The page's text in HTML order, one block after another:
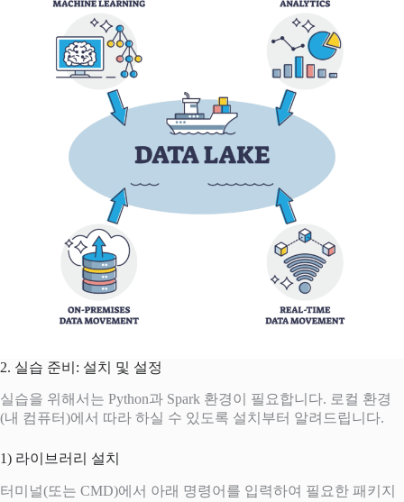
2. 실습 준비: 설치 및 설정
실습을 위해서는 Python과 Spark 환경이 필요합니다. 로컬 환경
(내 컴퓨터)에서 따라 하실 수 있도록 설치부터 알려드립니다.
1) 라이브러리 설치
터미널(또는 CMD)에서 아래 명령어를 입력하여 필요한 패키지